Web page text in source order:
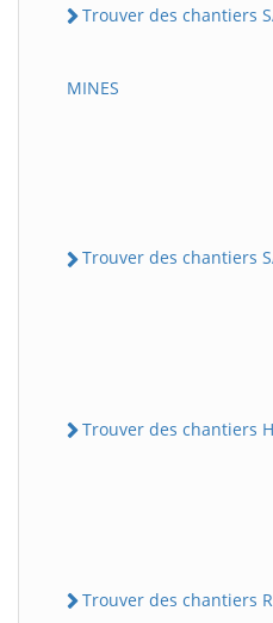
Trouver des chantiers
MINES
Trouver des chantiers
Trouver des chantiers
Trouver des chantiers